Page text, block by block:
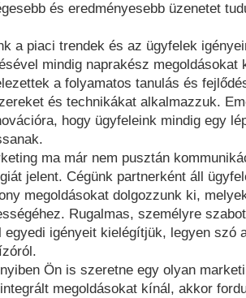
és eredményesebb üzenetet
a piaci trendek és az ügyfelek
mindig naprakész megoldásokat
a folyamatos tanulás és
és technikákat alkalmazzuk.
hogy ügyfeleink mindig egy
ma már nem pusztán
jelent. Cégünk partnerként áll
megoldásokat dolgozzunk ki,
Rugalmas, személyre
egyedi igényeit kielégítjük, legyen szó
Ön is szeretne egy olyan
megoldásokat kínál, akkor